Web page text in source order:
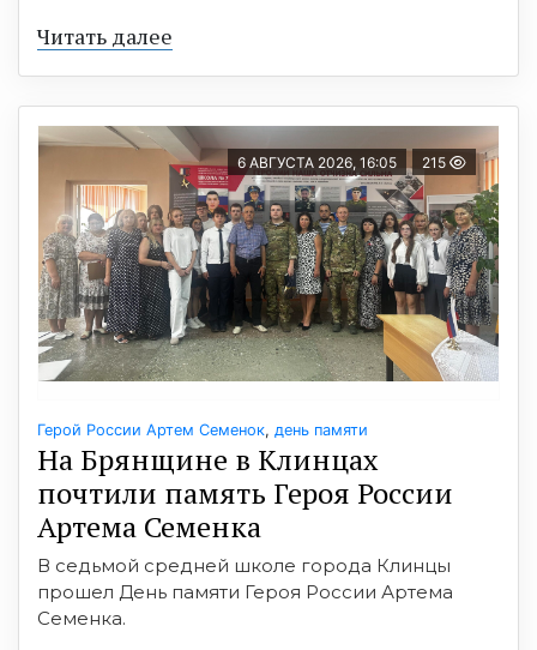
Читать далее
6 АВГУСТА 2026, 16:05 215
Герой России Артем Семенок, день памяти
На Брянщине в Клинцах
почтили память Героя России
Артема Семенка
В седьмой средней школе города Клинцы
прошел День памяти Героя России Артема
Семенка.